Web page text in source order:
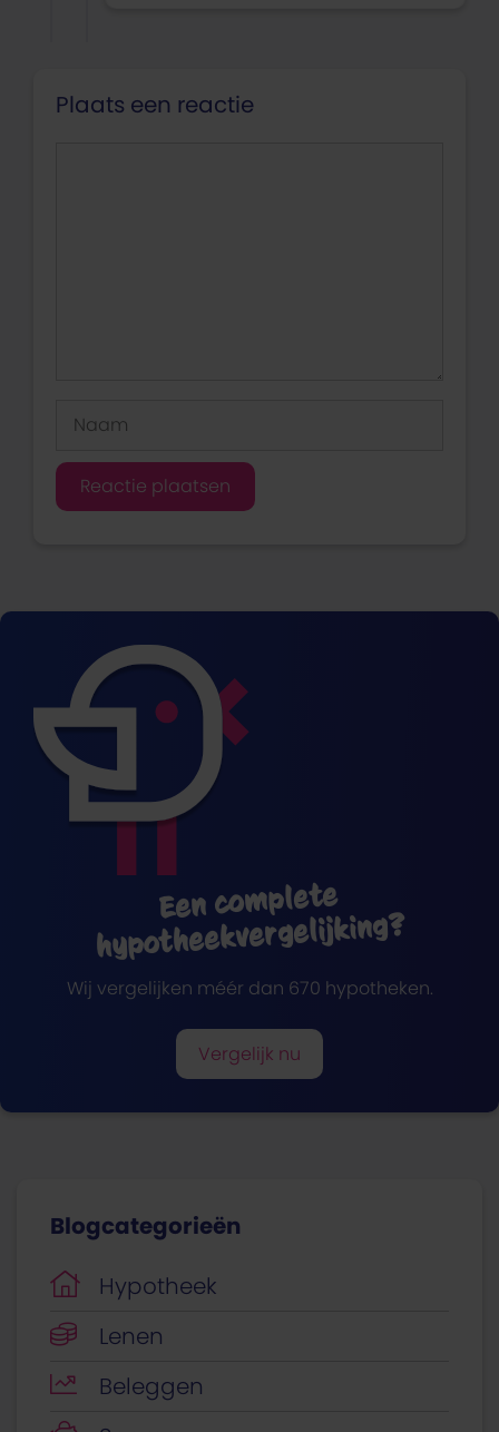
Plaats een reactie
Naam
Een complete
hypotheekvergelijking?
Wij vergelijken méér dan 670 hypotheken.
Vergelijk nu
Blogcategorieën
Hypotheek
Lenen
Beleggen